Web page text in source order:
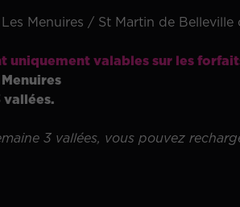
Menuires / St Martin de Belleville
uniquement valables sur les
vallées.
3 vallées, vous pouvez